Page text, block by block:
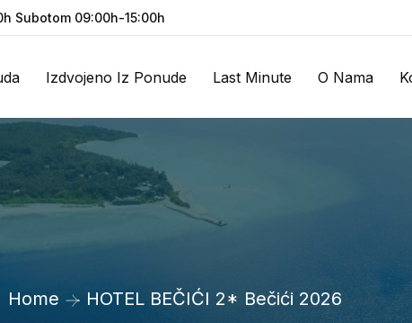
Subotom 09:00h-15:00h
Izdvojeno Iz Ponude Last Minute O Nama
Home HOTEL BEČIĆI 2* Bečići 2026